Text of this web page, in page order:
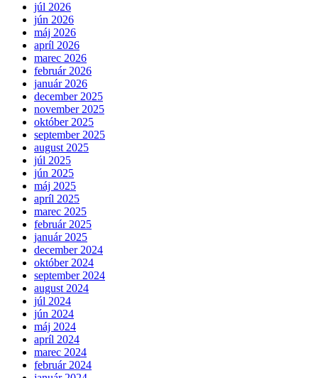
júl 2026
jún 2026
máj 2026
apríl 2026
marec 2026
február 2026
január 2026
december 2025
november 2025
október 2025
september 2025
august 2025
júl 2025
jún 2025
máj 2025
apríl 2025
marec 2025
február 2025
január 2025
december 2024
október 2024
september 2024
august 2024
júl 2024
jún 2024
máj 2024
apríl 2024
marec 2024
február 2024